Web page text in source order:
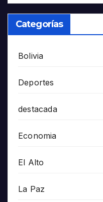
Categorías
Bolivia
Deportes
destacada
Economia
El Alto
La Paz